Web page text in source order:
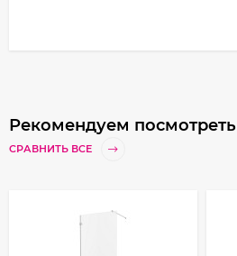
Рекомендуем посмотреть
СРАВНИТЬ ВСЕ